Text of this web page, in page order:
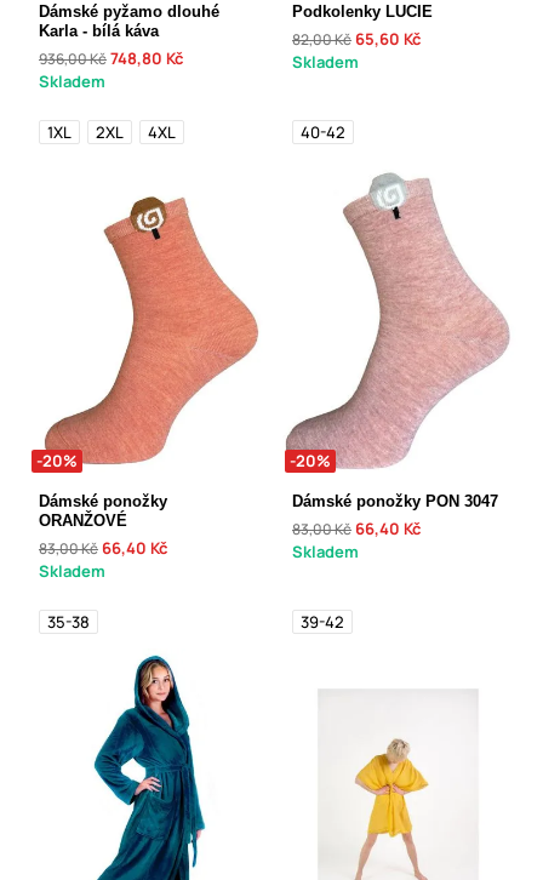
Dámské pyžamo dlouhé
Karla - bílá káva
936,00 Kč748,80 Kč
Skladem
1XL 2XL 4XL
Podkolenky LUCIE
82,00 Kč 65,60 Kč
Skladem
40-42
-20%
Dámské ponožky
ORANŽOVÉ
83,00 Kč 66,40 Kč
Skladem
35-38
-20%
Dámské ponožky PON 3047
83,00 Kč 66,40 Kč
Skladem
39-42